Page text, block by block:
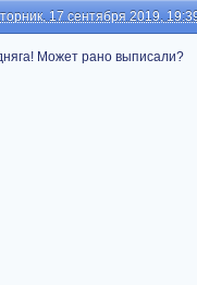
17 сентября 2019,
Может рано выписали?